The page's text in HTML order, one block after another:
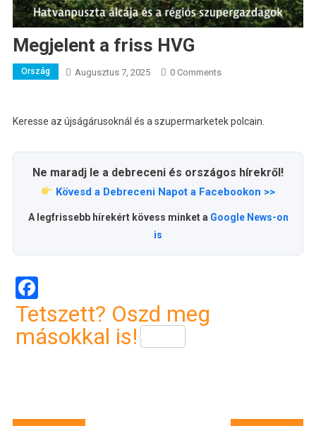
Megjelent a friss HVG
Ország Augusztus 7, 2025 0 Comments
Keresse az újságárusoknál és a szupermarketek polcain.
Ne maradj le a debreceni és országos hírekről!
Kövesd a Debreceni Napot a Facebookon >>
A legfrissebb hírekért kövess minket a Google News-on
is
Facebook
Tetszett? Oszd meg
másokkal is!